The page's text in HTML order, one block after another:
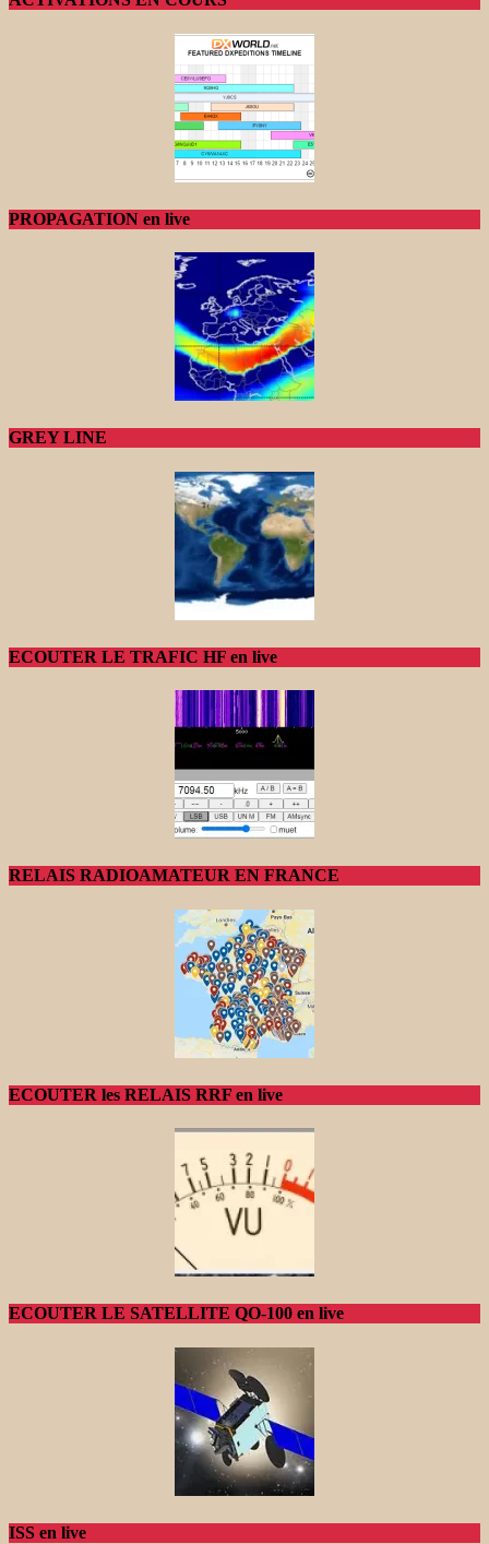
PROPAGATION en live
GREY LINE
ECOUTER LE TRAFIC HF en live
RELAIS RADIOAMATEUR EN FRANCE
ECOUTER les RELAIS RRF en live
ECOUTER LE SATELLITE QO-100 en live
ISS en live